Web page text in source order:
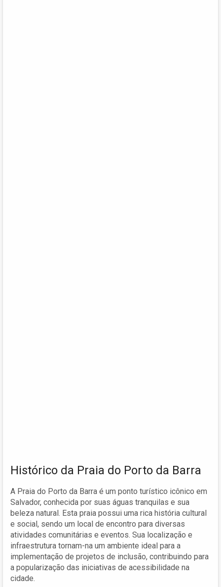
Histórico da Praia do Porto da Barra
A Praia do Porto da Barra é um ponto turístico icônico em
Salvador, conhecida por suas águas tranquilas e sua
beleza natural. Esta praia possui uma rica história cultural
e social, sendo um local de encontro para diversas
atividades comunitárias e eventos. Sua localização e
infraestrutura tornam-na um ambiente ideal para a
implementação de projetos de inclusão, contribuindo para
a popularização das iniciativas de acessibilidade na
cidade.